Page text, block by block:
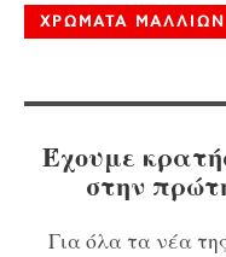
ΧΡΩΜΑΤΑ ΜΑΛΛΙΩΝ
Έχουμε
στην
Για όλα τα νέα